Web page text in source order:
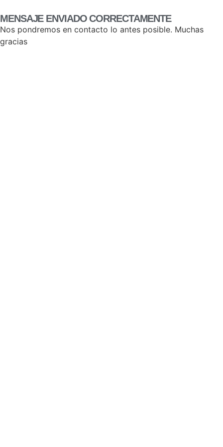
MENSAJE ENVIADO CORRECTAMENTE
Nos pondremos en contacto lo antes posible. Muchas
gracias